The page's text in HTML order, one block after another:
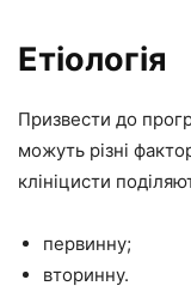
Етіологія
Призвести до
можуть різні
клініцисти
первинну;
вторинну.